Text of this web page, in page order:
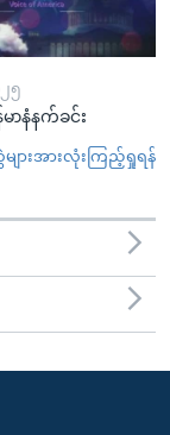
၅
ာနံနက်ခင်း
ားအားလုံးကြည့်ရှုရန်